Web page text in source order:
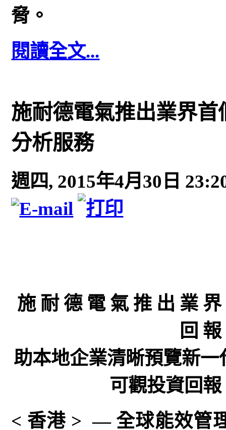
脅。
閱讀全文...
施耐德電氣推出業界
分析服務
週四, 2015年4月30日
施 耐 德 電 氣 推 出 業
回
助本地企業清晰預覽新
可觀投資回
< 香港 > — 全球能效管